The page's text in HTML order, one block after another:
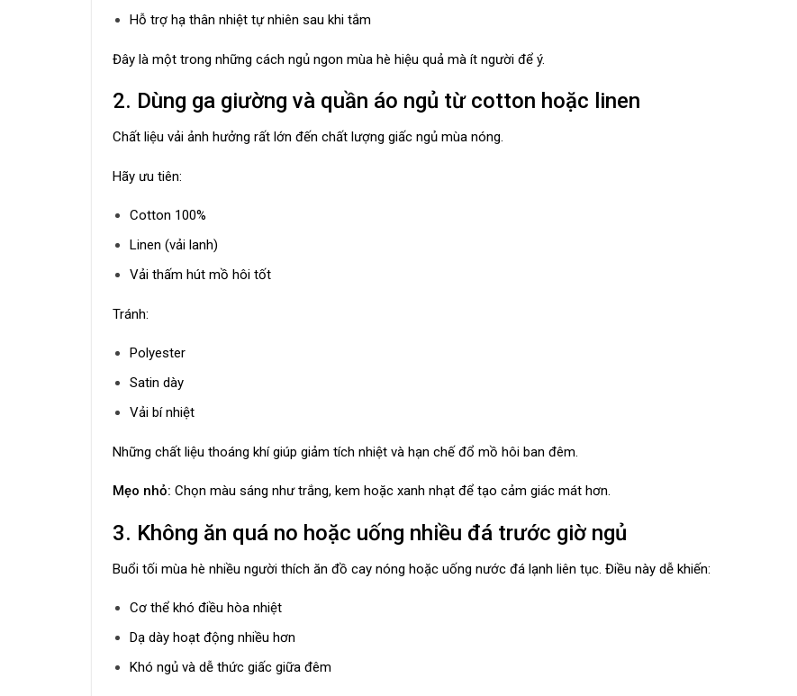
Hỗ trợ hạ thân nhiệt tự nhiên sau khi tắm
Đây là một trong những cách ngủ ngon mùa hè hiệu quả mà ít người để ý.
2. Dùng ga giường và quần áo ngủ từ cotton hoặc linen
Chất liệu vải ảnh hưởng rất lớn đến chất lượng giấc ngủ mùa nóng.
Hãy ưu tiên:
Cotton 100%
Linen (vải lanh)
Vải thấm hút mồ hôi tốt
Tránh:
Polyester
Satin dày
Vải bí nhiệt
Những chất liệu thoáng khí giúp giảm tích nhiệt và hạn chế đổ mồ hôi ban đêm.
Mẹo nhỏ: Chọn màu sáng như trắng, kem hoặc xanh nhạt để tạo cảm giác mát hơn.
3. Không ăn quá no hoặc uống nhiều đá trước giờ ngủ
Buổi tối mùa hè nhiều người thích ăn đồ cay nóng hoặc uống nước đá lạnh liên tục. Điều này dễ khiến:
Cơ thể khó điều hòa nhiệt
Dạ dày hoạt động nhiều hơn
Khó ngủ và dễ thức giấc giữa đêm